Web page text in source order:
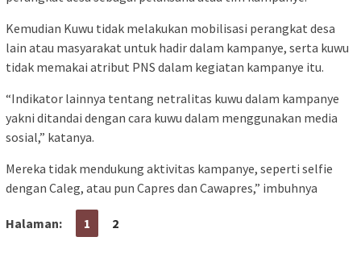
Kemudian Kuwu tidak melakukan mobilisasi perangkat desa
lain atau masyarakat untuk hadir dalam kampanye, serta kuwu
tidak memakai atribut PNS dalam kegiatan kampanye itu.
“Indikator lainnya tentang netralitas kuwu dalam kampanye
yakni ditandai dengan cara kuwu dalam menggunakan media
sosial,” katanya.
Mereka tidak mendukung aktivitas kampanye, seperti selfie
dengan Caleg, atau pun Capres dan Cawapres,” imbuhnya
Halaman: 1 2